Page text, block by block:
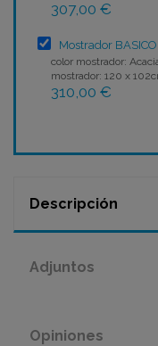
307,00 €
Mostrador
color mostrador:
mostrador: 120 x
310,00 €
Descripción
Adjuntos
Opiniones